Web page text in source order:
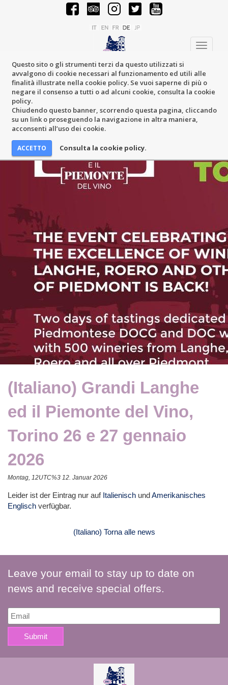
Questo sito o gli strumenti terzi da questo utilizzati si
avvalgono di cookie necessari al funzionamento ed utili alle
finalità illustrate nella cookie policy. Se vuoi saperne di più o
negare il consenso a tutti o ad alcuni cookie, consulta la cookie
policy.
Chiudendo questo banner, scorrendo questa pagina, cliccando
su un link o proseguendo la navigazione in altra maniera,
acconsenti all’uso dei cookie.
Consulta la cookie policy.
Toggle
(Italiano) Grandi Langhe
ed il Piemonte del Vino,
Torino 26 e 27 gennaio
2026
Montag, 12UTC%3 12. Januar 2026
Leider ist der Eintrag nur auf Italienisch undAmerikanisches
Englisch verfügbar.
(Italiano) Torna alle news
Leave your email to stay up to date on
news and receive special offers.